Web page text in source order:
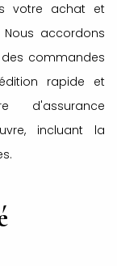
votre achat et
accordons
commandes
rapide et
d'assurance
incluant la